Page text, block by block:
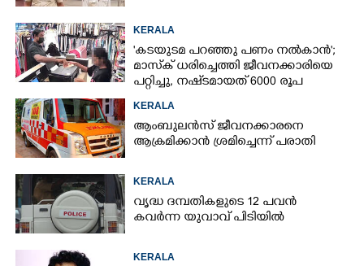
KERALA
'കടയുടമ പറഞ്ഞു പണം നൽകാൻ';
മാസ്‌ക് ധരിച്ചെത്തി ജീവനക്കാരിയെ
പറ്റിച്ചു, നഷ്‌ടമായത് 6000 രൂപ
KERALA
ആംബുലൻസ് ജീവനക്കാരനെ
ആക്രമിക്കാൻ ശ്രമിച്ചെന്ന് പരാതി
KERALA
വൃദ്ധ ദമ്പതികളുടെ 12 പവൻ
കവർന്ന യുവാവ് പിടിയിൽ
KERALA